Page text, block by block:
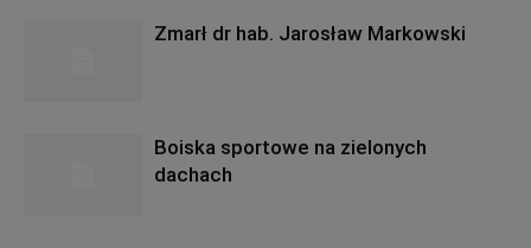
Zmarł dr hab. Jarosław Markowski
Boiska sportowe na zielonych
dachach